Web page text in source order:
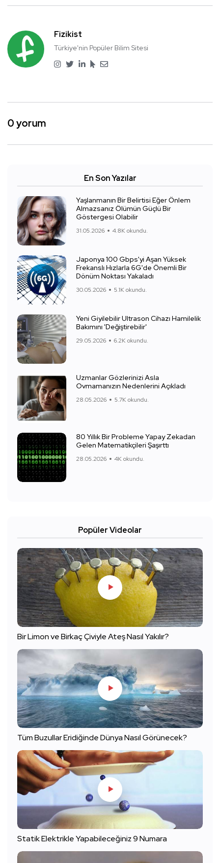
Fizikist
Türkiye'nin Popüler Bilim Sitesi
0 yorum
En Son Yazılar
Yaşlanmanın Bir Belirtisi Eğer Önlem
Almazsanız Ölümün Güçlü Bir
Göstergesi Olabilir
31.05.2026 4.8K okundu.
Japonya 100 Gbps'yi Aşan Yüksek
Frekanslı Hızlarla 6G'de Önemli Bir
Dönüm Noktası Yakaladı
30.05.2026 5.1K okundu.
Yeni Giyilebilir Ultrason Cihazı Hamilelik
Bakımını 'Değiştirebilir'
29.05.2026 6.2K okundu.
Uzmanlar Gözlerinizi Asla
Ovmamanızın Nedenlerini Açıkladı
28.05.2026 5.7K okundu.
80 Yıllık Bir Probleme Yapay Zekadan
Gelen Matematikçileri Şaşırttı
28.05.2026 4K okundu.
Popüler Videolar
Bir Limon ve Birkaç Çiviyle Ateş Nasıl Yakılır?
Tüm Buzullar Eridiğinde Dünya Nasıl Görünecek?
Statik Elektrikle Yapabileceğiniz 9 Numara